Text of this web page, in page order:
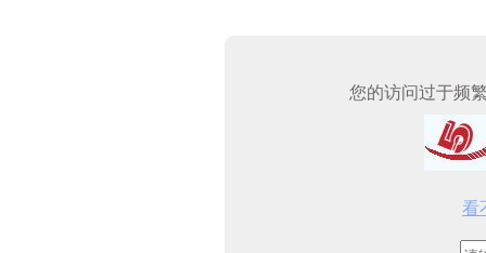
您的访问过于频
看